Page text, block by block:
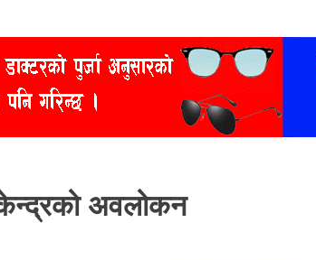
केन्द्रको अवलोकन